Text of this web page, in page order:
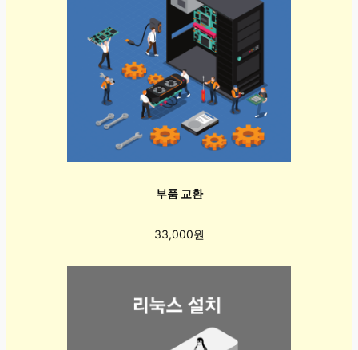
부품 교환
33,000원